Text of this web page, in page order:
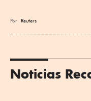
Por Reuters
Noticias